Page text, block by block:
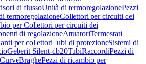
di flussoUnità di termoregolazionePezzi
termoregolazioneCollettori per circuiti dei
per Collettori per circuiti dei
di regolazioneAttuatoriTermostati
per collettoriTubi di protezioneSistemi di
Geberit Silent-db20TubiRaccordiPezzi di
CurveBraghePezzi di ricambio per